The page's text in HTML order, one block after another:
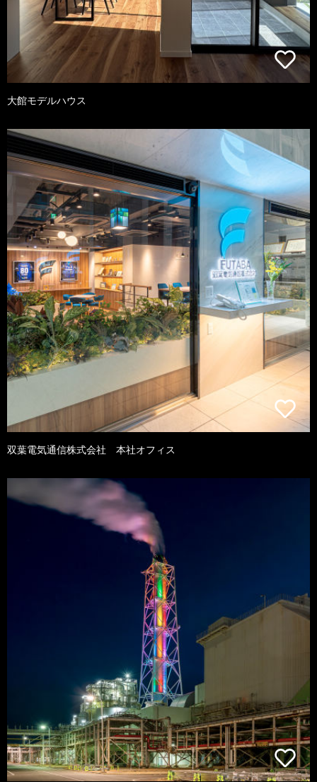
大館モデルハウス
双葉電気通信株式会社 本社オフィス